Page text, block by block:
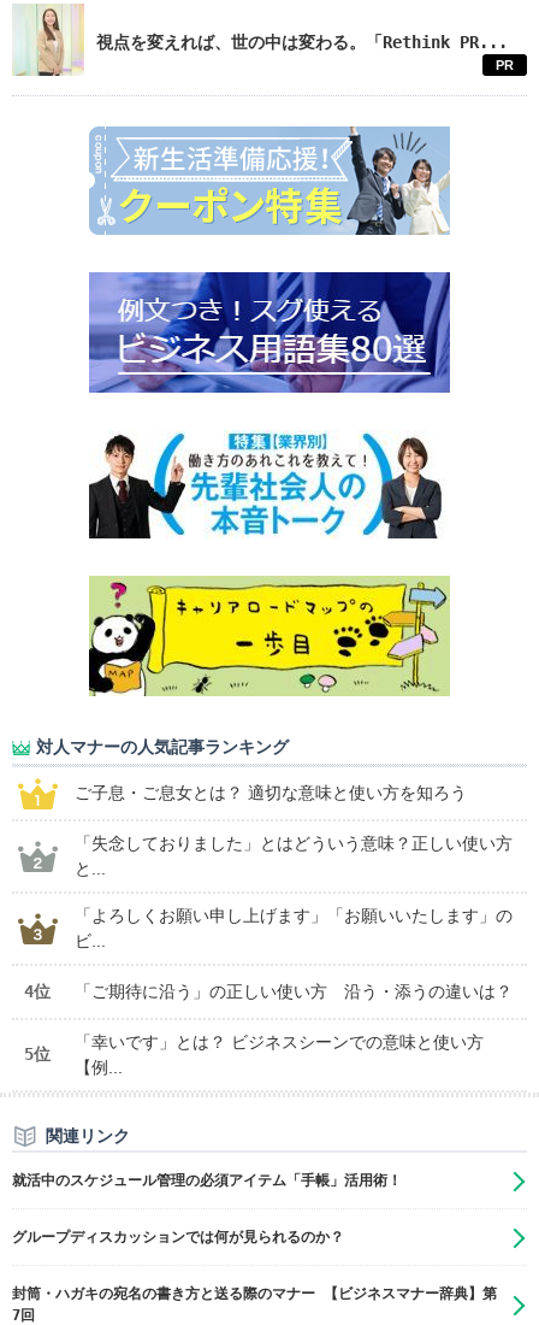
視点を変えれば、世の中は変わる。「Rethink PR...
PR
対人マナーの人気記事ランキング
ご子息・ご息女とは？ 適切な意味と使い方を知ろう
「失念しておりました」とはどういう意味？正しい使い方
と...
「よろしくお願い申し上げます」「お願いいたします」の
ビ...
4位 「ご期待に沿う」の正しい使い方 沿う・添うの違いは？
5位
「幸いです」とは？ ビジネスシーンでの意味と使い方
【例...
関連リンク
就活中のスケジュール管理の必須アイテム「手帳」活用術！
グループディスカッションでは何が見られるのか？
封筒・ハガキの宛名の書き方と送る際のマナー 【ビジネスマナー辞典】第
7回